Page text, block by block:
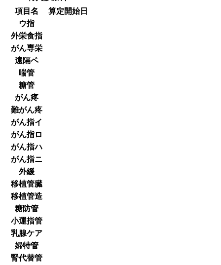
項目名
算定開始日
ウ指
外栄食指
がん専栄
遠隔ペ
喘管
糖管
がん疼
難がん疼
がん指イ
がん指ロ
がん指ハ
がん指ニ
外緩
移植管臓
移植管造
糖防管
小運指管
乳腺ケア
婦特管
腎代替管